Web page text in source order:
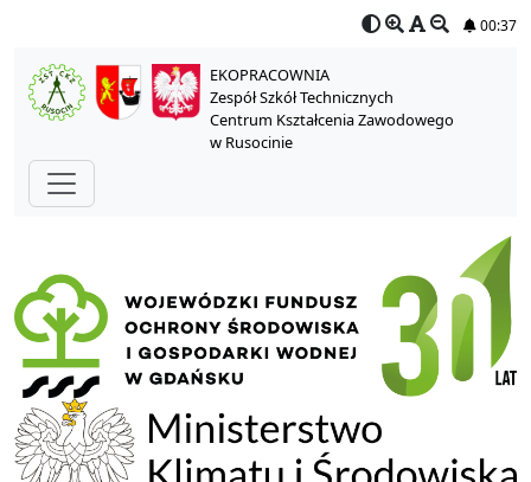
00:36
EKOPRACOWNIA
Zespół Szkół Technicznych
Centrum Kształcenia Zawodowego
w Rusocinie